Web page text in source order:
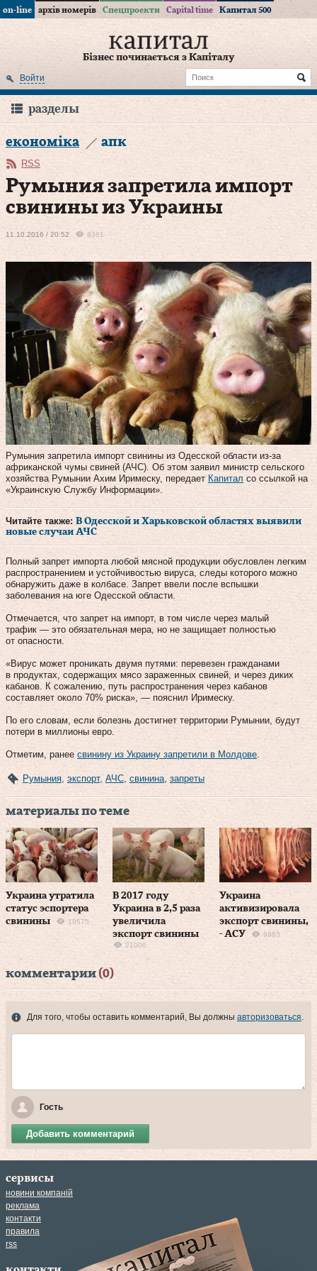
on-line архів номерів Спецпроекти Capital time Капитал 500
Бізнес починається з Капіталу
Войти
разделы
економіка апк
RSS
Румыния запретила импорт
свинины из Украины
11.10.2016 / 20:52 8381
Румыния запретила импорт свинины из Одесской области из-за
африканской чумы свиней (АЧС). Об этом заявил министр сельского
хозяйства Румынии Ахим Иримеску, передает Капитал со ссылкой на
«Украинскую Службу Информации».
Читайте также: В Одесской и Харьковской областях выявили
новые случаи АЧС
Полный запрет импорта любой мясной продукции обусловлен легким
распространением и устойчивостью вируса, следы которого можно
обнаружить даже в колбасе. Запрет ввели после вспышки
заболевания на юге Одесской области.
Отмечается, что запрет на импорт, в том числе через малый
трафик — это обязательная мера, но не защищает полностью
от опасности.
«Вирус может проникать двумя путями: перевезен гражданами
в продуктах, содержащих мясо зараженных свиней, и через диких
кабанов. К сожалению, путь распространения через кабанов
составляет около 70% риска», — пояснил Иримеску.
По его словам, если болезнь достигнет территории Румынии, будут
потери в миллионы евро.
Отметим, ранее свинину из Украину запретили в Молдове
Румыния экспорт, АЧС свинина запреты
материалы по теме
Украина утратила
статус эспортера
свинины
19575
В 2017 году
Украина в 2,5 раза
увеличила
экспорт свинины
21006
Украина
активизировала
экспорт свинины,
- АСУ
9983
комментарии (0)
Для того, чтобы оставить комментарий, Вы должны авторизоваться.
Гость
Добавить комментарий
сервисы
новини компаній
реклама
контакти
правила
rss